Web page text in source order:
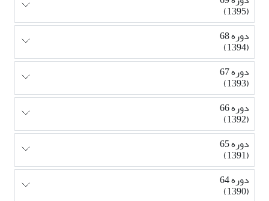
(1395)
دوره 68
(1394)
دوره 67
(1393)
دوره 66
(1392)
دوره 65
(1391)
دوره 64
(1390)